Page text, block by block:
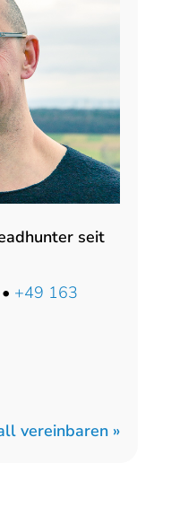
seit
• +49 163
vereinbaren »